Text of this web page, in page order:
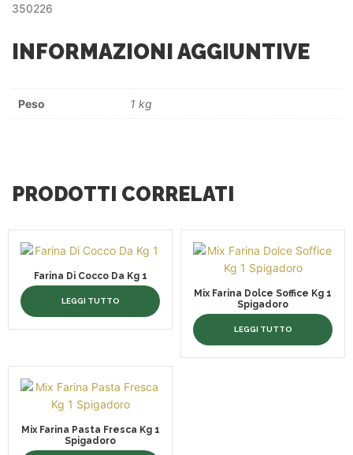
350226
INFORMAZIONI AGGIUNTIVE
Peso 1 kg
PRODOTTI CORRELATI
Farina Di Cocco Da Kg 1
LEGGI TUTTO
Mix Farina Dolce Soffice Kg 1
Spigadoro
LEGGI TUTTO
Mix Farina Pasta Fresca Kg 1
Spigadoro